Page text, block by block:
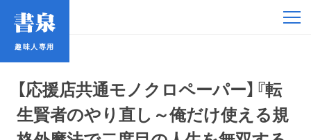
趣味人専用
【応援店共通モノクロペーパー】『転
生賢者のやり直し～俺だけ使える規
趣味人専用